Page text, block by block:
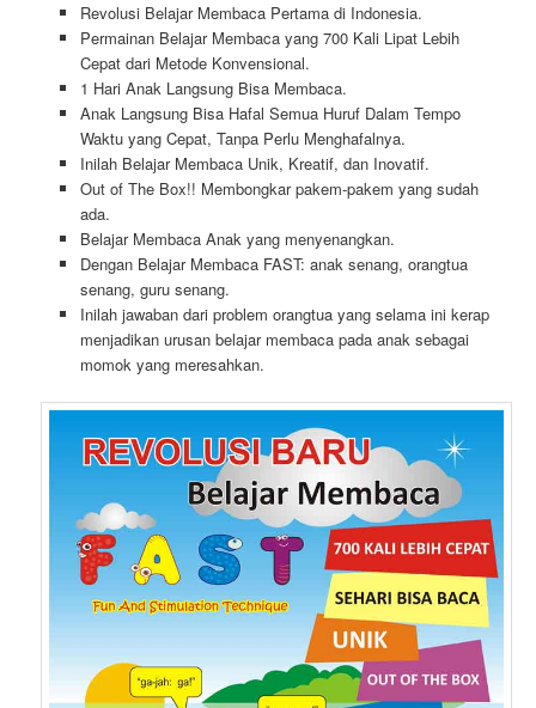
Revolusi Belajar Membaca Pertama di Indonesia.
Permainan Belajar Membaca yang 700 Kali Lipat Lebih
Cepat dari Metode Konvensional.
1 Hari Anak Langsung Bisa Membaca.
Anak Langsung Bisa Hafal Semua Huruf Dalam Tempo
Waktu yang Cepat, Tanpa Perlu Menghafalnya.
Inilah Belajar Membaca Unik, Kreatif, dan Inovatif.
Out of The Box!! Membongkar pakem-pakem yang sudah
ada.
Belajar Membaca Anak yang menyenangkan.
Dengan Belajar Membaca FAST: anak senang, orangtua
senang, guru senang.
Inilah jawaban dari problem orangtua yang selama ini kerap
menjadikan urusan belajar membaca pada anak sebagai
momok yang meresahkan.